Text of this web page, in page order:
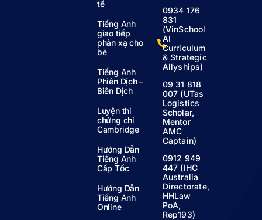
tế
Tiếng Anh
giao tiếp
phản xạ cho
bé
Tiếng Anh
Phiên Dịch –
Biên Dịch
Luyện thi
chứng chỉ
Cambridge
Hướng Dẫn
Tiếng Anh
Cấp Tốc
Hướng Dẫn
Tiếng Anh
Online
0934 176
831
(VinSchool
AI
Curriculum
& Strategic
Allyships)
09 31 818
007 (UTas
Logistics
Scholar,
Mentor
AMC
Captain)
0912 949
447 (IHC
Australia
Directorate,
HHLaw
PoA,
Rep193)